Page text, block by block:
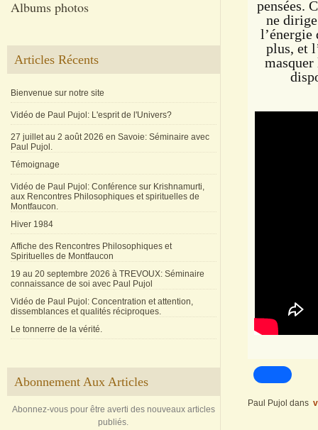
Albums photos
Articles Récents
Bienvenue sur notre site
Vidéo de Paul Pujol: L'esprit de l'Univers?
27 juillet au 2 août 2026 en Savoie: Séminaire avec
Paul Pujol.
Témoignage
Vidéo de Paul Pujol: Conférence sur Krishnamurti,
aux Rencontres Philosophiques et spirituelles de
Montfaucon.
Hiver 1984
Affiche des Rencontres Philosophiques et
Spirituelles de Montfaucon
19 au 20 septembre 2026 à TREVOUX: Séminaire
connaissance de soi avec Paul Pujol
Vidéo de Paul Pujol: Concentration et attention,
dissemblances et qualités réciproques.
Le tonnerre de la vérité.
Abonnement Aux Articles
Abonnez-vous pour être averti des nouveaux articles
publiés.
pensées.
ne
l’énergie
plus, et
Paul Pujol dans